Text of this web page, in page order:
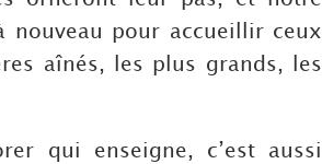
nouveau pour accueillir ceux
aînés, les plus grands, les
qui enseigne, c’est aussi